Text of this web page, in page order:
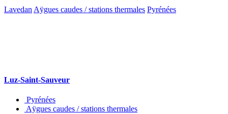
Lavedan Aÿgues caudes / stations thermales Pyrénées
Luz-Saint-Sauveur
Pyrénées
Aÿgues caudes / stations thermales